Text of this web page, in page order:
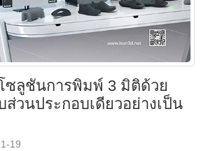
ซลูชันการพิมพ์ 3 มิติด้วย
วนประกอบเดียวอย่างเป็น
19